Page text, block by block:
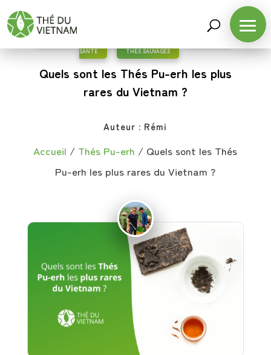
SANTÉ
, THÉS SAUVAGES
Quels sont les Thés Pu-erh les plus
rares du Vietnam ?
Auteur : Rémi
Accueil / Thés Pu-erh / Quels sont les Thés
Pu-erh les plus rares du Vietnam ?